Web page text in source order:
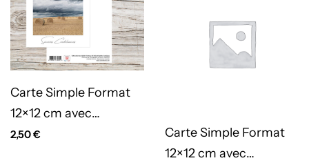
Carte Simple Format
12×12 cm avec
enveloppe – Sincères
2,50€
Carte Simple Format
12×12 cm avec